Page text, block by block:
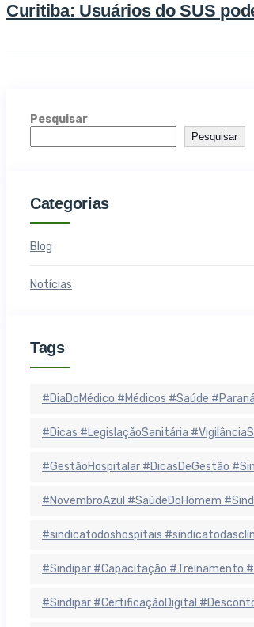
Curitiba: Usuários do SUS
Pesquisar
Pesquisar
Categorias
Blog
Notícias
Tags
#DiaDoMédico #Médicos #Saúde
#Dicas #LegislaçãoSanitária
#GestãoHospitalar #DicasDeGestão
#NovembroAzul #SaúdeDoHomem
#sindicatodoshospitais
#Sindipar #Capacitação #Treinamento
#Sindipar #CertificaçãoDigital